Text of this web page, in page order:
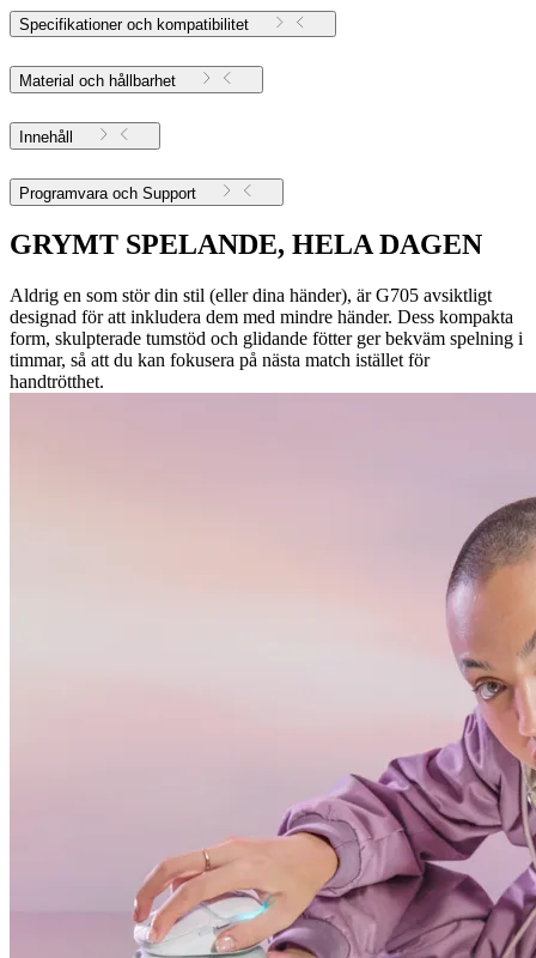
Specifikationer och kompatibilitet
Material och hållbarhet
Innehåll
Programvara och Support
GRYMT SPELANDE, HELA DAGEN
Aldrig en som stör din stil (eller dina händer), är G705 avsiktligt
designad för att inkludera dem med mindre händer. Dess kompakta
form, skulpterade tumstöd och glidande fötter ger bekväm spelning i
timmar, så att du kan fokusera på nästa match istället för
handtrötthet.